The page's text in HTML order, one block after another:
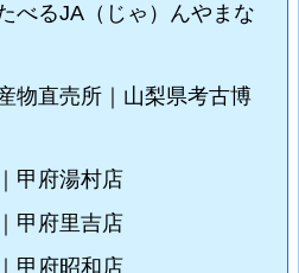
べるJA（じゃ）んやまな
物直売所｜山梨県考古博
甲府湯村店
甲府里吉店
甲府昭和店